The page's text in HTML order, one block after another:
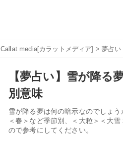
Callat media[カラットメディア] >夢占い
【夢占い】雪が降る
別意味
雪が降る夢は何の暗示なのでしょ
＜春＞など季節別、＜大粒＞＜大
ので参考にしてください。